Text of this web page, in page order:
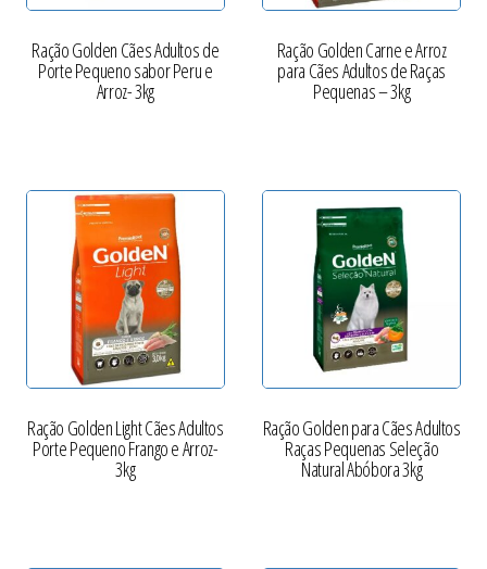
Ração Golden Cães Adultos de
Porte Pequeno sabor Peru e
Arroz- 3kg
Ração Golden Carne e Arroz
para Cães Adultos de Raças
Pequenas – 3kg
Ração Golden Light Cães Adultos
Porte Pequeno Frango e Arroz-
3kg
Ração Golden para Cães Adultos
Raças Pequenas Seleção
Natural Abóbora 3kg